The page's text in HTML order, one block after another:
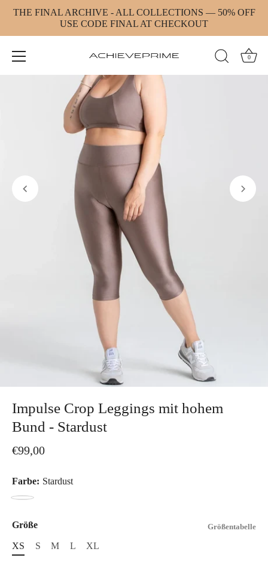
Inhalt
THE FINAL ARCHIVE - ALL COLLECTIONS — 50% OFF
USE CODE FINAL AT CHECKOUT
0
Impulse Crop Leggings mit hohem
Bund - Stardust
€99,00
Farbe: Stardust
Stardust
Größe Größentabelle
XS S M L XL